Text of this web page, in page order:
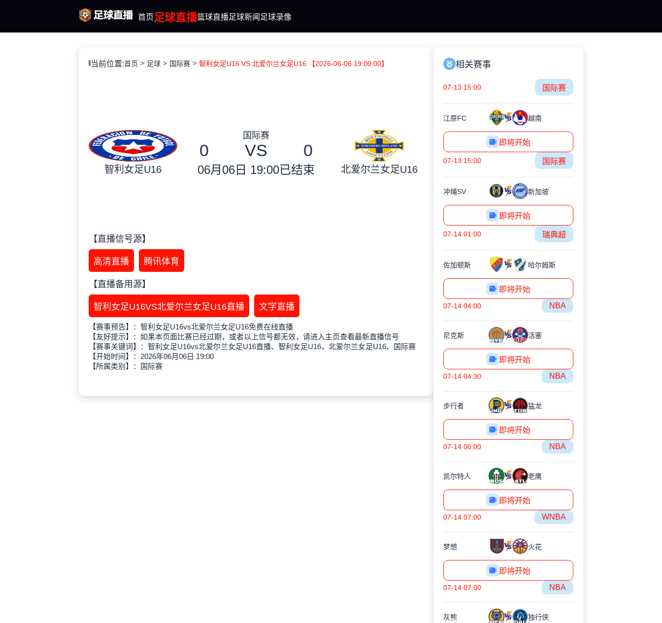
首页足球直播篮球直播足球新闻 足球录像
当前位置:首页 足球 国际赛 智利女足U16 VS 北爱尔兰女足U16 【2026-06-06 19:00:00】
智利女足U16
国际赛
0 VS 0
06月06日 19:00已结束 北爱尔兰女足U16
【直播信号源】
高清直播 腾讯体育
【直播备用源】
智利女足U16VS北爱尔兰女足U16直播 文字直播
【赛事预告】：智利女足U16vs北爱尔兰女足U16免费在线直播
【友好提示】：如果本页面比赛已经过期，或者以上信号都无效，请进入主页查看最新直播信号
【赛事关键词】：智利女足U16vs北爱尔兰女足U16直播、智利女足U16，北爱尔兰女足U16、国际赛
【开始时间】：2026年06月06日 19:00
【所属类别】：国际赛
相关赛事
07-13 15:00 国际赛
江原FC 越南
即将开始
07-13 15:00 国际赛
冲绳SV 新加坡
即将开始
07-14 01:00 瑞典超
佐加顿斯 哈尔姆斯
即将开始
07-14 04:00 NBA
尼克斯 活塞
即将开始
07-14 04:30 NBA
步行者 猛龙
即将开始
07-14 06:00 NBA
凯尔特人 老鹰
即将开始
07-14 07:00 WNBA
梦想 火花
即将开始
07-14 07:00 NBA
灰熊 独行侠